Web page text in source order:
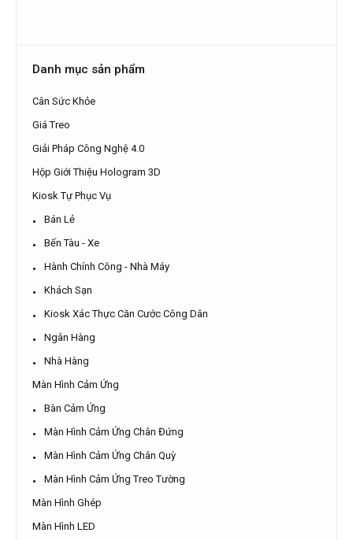
Danh mục sản phẩm
Cân Sức Khỏe
Giá Treo
Giải Pháp Công Nghệ 4.0
Hộp Giới Thiệu Hologram 3D
Kiosk Tự Phục Vụ
Bán Lẻ
Bến Tàu - Xe
Hành Chính Công - Nhà Máy
Khách Sạn
Kiosk Xác Thực Căn Cước Công Dân
Ngân Hàng
Nhà Hàng
Màn Hình Cảm Ứng
Bàn Cảm Ứng
Màn Hình Cảm Ứng Chân Đứng
Màn Hình Cảm Ứng Chân Quỳ
Màn Hình Cảm Ứng Treo Tường
Màn Hình Ghép
Màn Hình LED